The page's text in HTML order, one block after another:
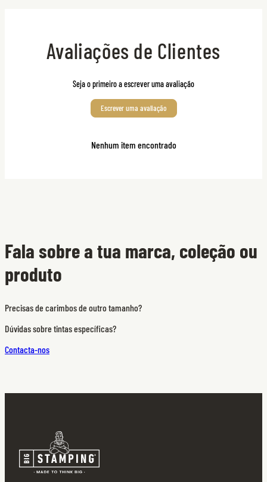
Avaliações de Clientes
Seja o primeiro a escrever uma avaliação
Escrever uma avaliação
Nenhum item encontrado
Fala sobre a tua marca, coleção ou
produto
Precisas de carimbos de outro tamanho?
Dúvidas sobre tintas específicas?
Contacta-nos